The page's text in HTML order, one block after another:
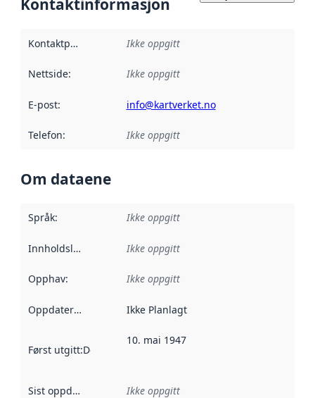
Kontaktinformasjon
Kontaktpunkt Ikke oppgitt
Nettside: Ikke oppgitt
E-post: info@kartverket.no
Telefon: Ikke oppgitt
Om dataene
Språk: Ikke oppgitt
Innholdsleverandører :
Ikke oppgitt
Opphav: Ikke oppgitt
Oppdateringsfrekvens :
Ikke Planlagt
Først utgitt:Denne datoen sier når dataene i dette
10. mai 1947
Sist oppdatert Ikke oppgitt